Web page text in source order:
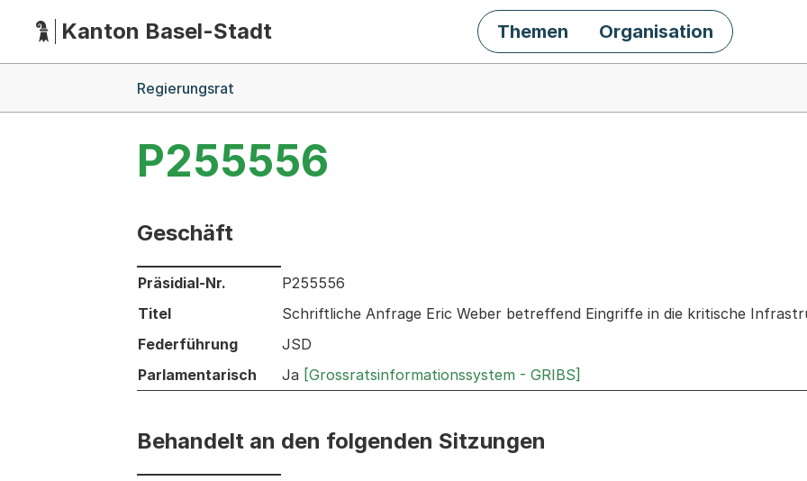
HauptnavigationKanton Basel-Stadt Themen Organisation
Regierungsrat
P255556
Geschäft
Informationen zum Ausgewählten Geschäft
Präsidial-Nr.
P255556
Titel
Schriftliche Anfrage Eric Weber betreffend Eingriffe in die kritische
Federführung
JSD
Parlamentarisch
Ja [Grossratsinformationssystem - GRIBS]
Behandelt an den folgenden Sitzungen